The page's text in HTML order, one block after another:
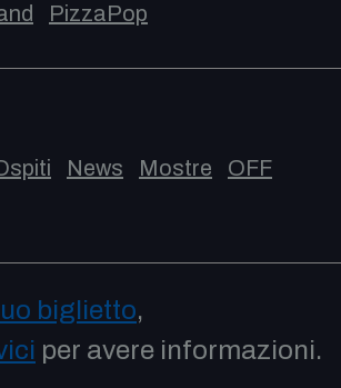
PizzaPop
News Mostre
OFF
biglietto,
per avere informazioni.